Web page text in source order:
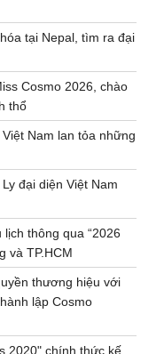
tại Nepal, tìm ra đại
Cosmo 2026, chào
thổ
Nam lan tỏa những
đại diện Việt Nam
thông qua “2026
và TP.HCM
thương hiệu với
lập Cosmo
2020" chính thức kế